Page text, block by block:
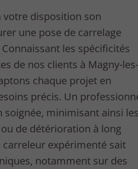
disposition son
une pose de carrelage
les spécificités
de nos clients à Magny-les-
chaque projet en
précis. Un
minimisant ainsi
de détérioration à long
expérimenté sait
notamment sur des